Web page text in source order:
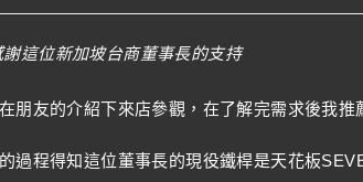
謝這位新加坡台商董事長的支持
朋友的介紹下來店參觀，在了解完需求後我推
過程得知這位董事長的現役鐵桿是天花板